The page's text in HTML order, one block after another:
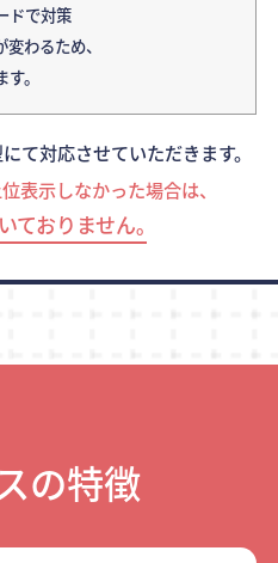
ドで対策
わるため、
。
て対応させていただきます。
表示しなかった場合は、
ておりません｡
の特徴